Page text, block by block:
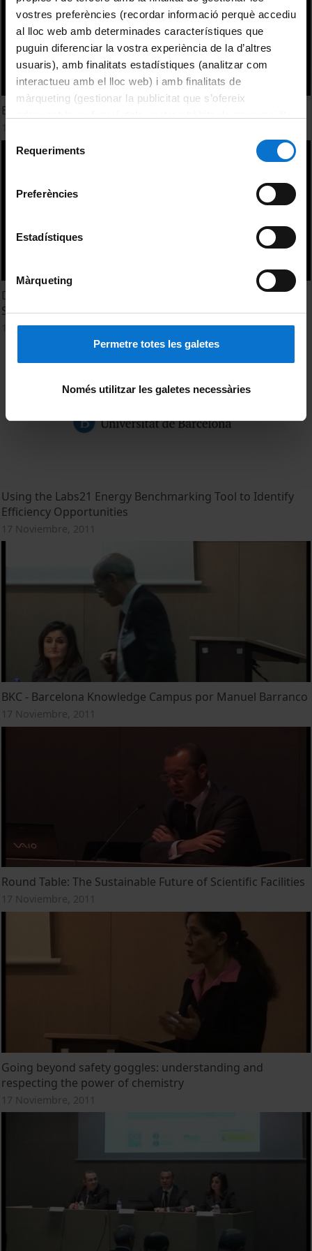
vostres preferències (recordar informació perquè accediu
al lloc web amb determinades característiques que
puguin diferenciar la vostra experiència de la d’altres
usuaris), amb finalitats estadístiques (analitzar com
interactueu amb el lloc web) i amb finalitats de
màrqueting (gestionar la publicitat que s’ofereix
consultar laPolítica de galetes del lloc web de la
Requeriments
Preferències
Estadístiques
Màrqueting
Permetre totes les galetes
Només utilitzar les galetes necessàries
Building for Science. Projects of the Max Planck Society
Developing a reference model: The Spanish Network of
Sustainable Laboratories
17 Noviembre, 2011
Using the Labs21 Energy Benchmarking Tool to Identify
Efficiency Opportunities
17 Noviembre, 2011
BKC - Barcelona Knowledge Campus por Manuel Barranco
17 Noviembre, 2011
Round Table: The Sustainable Future of Scientific Facilities
17 Noviembre, 2011
Going beyond safety goggles: understanding and
respecting the power of chemistry
17 Noviembre, 2011